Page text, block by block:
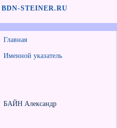
BDN-STEINER.RU
Главная
Именной указатель
БАЙН Александр